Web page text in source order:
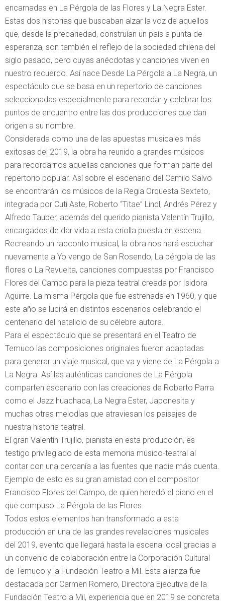
encarnadas en La Pérgola de las Flores y La Negra Ester.
Estas dos historias que buscaban alzar la voz de aquellos
que, desde la precariedad, construían un país a punta de
esperanza, son también el reflejo de la sociedad chilena del
siglo pasado, pero cuyas anécdotas y canciones viven en
nuestro recuerdo. Así nace Desde La Pérgola a La Negra, un
espectáculo que se basa en un repertorio de canciones
seleccionadas especialmente para recordar y celebrar los
puntos de encuentro entre las dos producciones que dan
origen a su nombre.
Considerada como una de las apuestas musicales más
exitosas del 2019, la obra ha reunido a grandes músicos
para recordarnos aquellas canciones que forman parte del
repertorio popular. Así sobre el escenario del Camilo Salvo
se encontrarán los músicos de la Regia Orquesta Sexteto,
integrada por Cuti Aste, Roberto “Titae” Lindl, Andrés Pérez y
Alfredo Tauber, además del querido pianista Valentín Trujillo,
encargados de dar vida a esta criolla puesta en escena.
Recreando un racconto musical, la obra nos hará escuchar
nuevamente a Yo vengo de San Rosendo, La pérgola de las
flores o La Revuelta, canciones compuestas por Francisco
Flores del Campo para la pieza teatral creada por Isidora
Aguirre. La misma Pérgola que fue estrenada en 1960, y que
este año se lucirá en distintos escenarios celebrando el
centenario del natalicio de su célebre autora.
Para el espectáculo que se presentará en el Teatro de
Temuco las composiciones originales fueron adaptadas
para generar un viaje musical, que va y viene de La Pérgola a
La Negra. Así las auténticas canciones de La Pérgola
comparten escenario con las creaciones de Roberto Parra
como el Jazz huachaca, La Negra Ester, Japonesita y
muchas otras melodías que atraviesan los paisajes de
nuestra historia teatral.
El gran Valentín Trujillo, pianista en esta producción, es
testigo privilegiado de esta memoria músico-teatral al
contar con una cercanía a las fuentes que nadie más cuenta.
Ejemplo de esto es su gran amistad con el compositor
Francisco Flores del Campo, de quien heredó el piano en el
que compuso La Pérgola de las Flores.
Todos estos elementos han transformado a esta
producción en una de las grandes revelaciones musicales
del 2019, evento que llegará hasta la escena local gracias a
un convenio de colaboración entre la Corporación Cultural
de Temuco y la Fundación Teatro a Mil. Esta alianza fue
destacada por Carmen Romero, Directora Ejecutiva de la
Fundación Teatro a Mil, experiencia que en 2019 se concreta